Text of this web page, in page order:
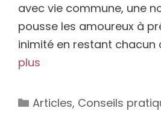
avec vie commune, une
pousse les amoureux à
inimité en restant chacun
plus
Catégories
Articles, Conseils